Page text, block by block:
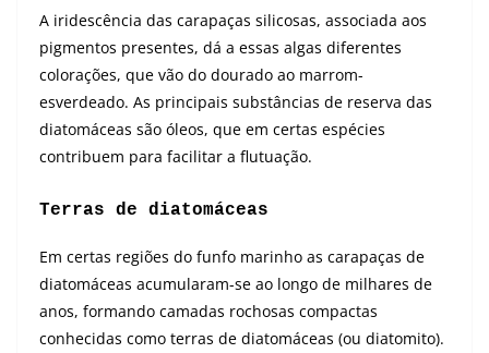
A iridescência das carapaças silicosas, associada aos
pigmentos presentes, dá a essas algas diferentes
colorações, que vão do dourado ao marrom-
esverdeado. As principais substâncias de reserva das
diatomáceas são óleos, que em certas espécies
contribuem para facilitar a flutuação.
Terras de diatomáceas
Em certas regiões do funfo marinho as carapaças de
diatomáceas acumularam-se ao longo de milhares de
anos, formando camadas rochosas compactas
conhecidas como terras de diatomáceas (ou diatomito).